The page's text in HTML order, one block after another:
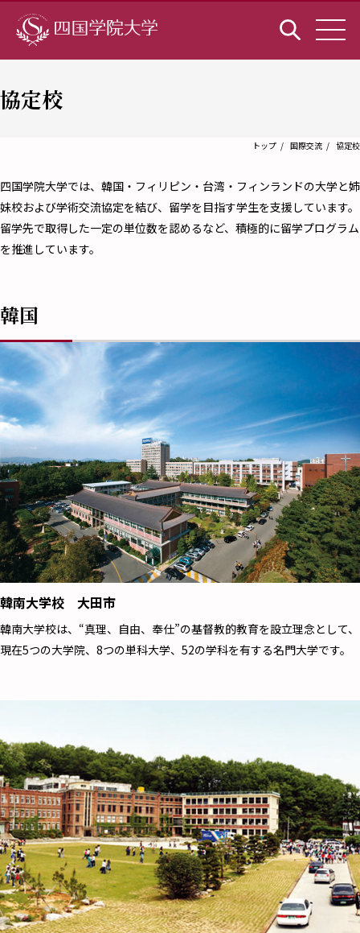
協定校
トップ 国際交流 協定校
四国学院大学では、韓国・フィリピン・台湾・フィンランドの大学と姉
妹校および学術交流協定を結び、留学を目指す学生を支援しています。
留学先で取得した一定の単位数を認めるなど、積極的に留学プログラム
を推進しています。
韓国
韓南大学校 大田市
韓南大学校は、“真理、自由、奉仕”の基督教的教育を設立理念として、
現在5つの大学院、8つの単科大学、52の学科を有する名門大学です。